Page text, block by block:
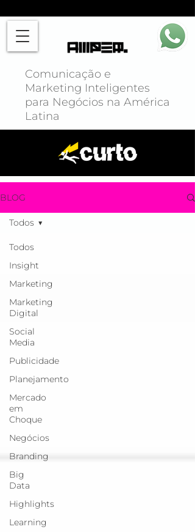
Comunicação e
Marketing Inteligentes
para Negócios na América
Latina
BLOG
Todos
Insight
Marketing
Marketing
Digital
Social
Media
Publicidade
Planejamento
Mercado
em
Choque
Negócios
Branding
Big
Data
Highlights
Learning
Todos